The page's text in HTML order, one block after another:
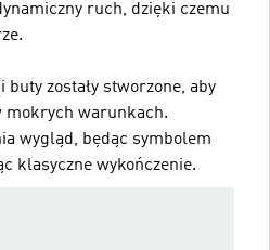
ruch, dzięki czemu
buty zostały stworzone, aby
mokrych warunkach.
wygląd, będąc symbolem
klasyczne wykończenie.